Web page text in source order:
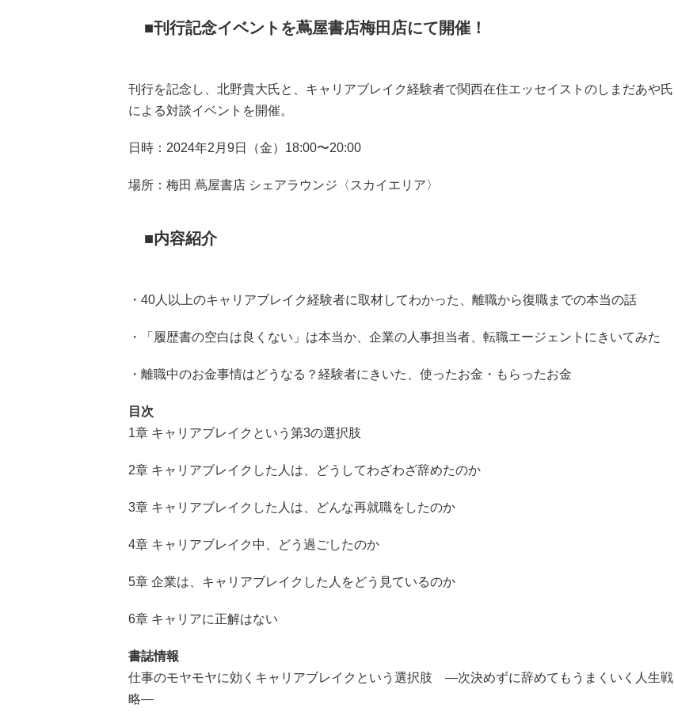
刊行記念イベントを蔦屋書店梅田店にて開催！
刊行を記念し、北野貴大氏と、キャリアブレイク経験者で関西在住エッセイストのしまだあや氏
による対談イベントを開催。
日時：2024年2月9日（金）18:00〜20:00
場所：梅田 蔦屋書店 シェアラウンジ〈スカイエリア〉
内容紹介
・40人以上のキャリアブレイク経験者に取材してわかった、離職から復職までの本当の話
・「履歴書の空白は良くない」は本当か、企業の人事担当者、転職エージェントにきいてみた
・離職中のお金事情はどうなる？経験者にきいた、使ったお金・もらったお金
目次
1章 キャリアブレイクという第3の選択肢
2章 キャリアブレイクした人は、どうしてわざわざ辞めたのか
3章 キャリアブレイクした人は、どんな再就職をしたのか
4章 キャリアブレイク中、どう過ごしたのか
5章 企業は、キャリアブレイクした人をどう見ているのか
6章 キャリアに正解はない
書誌情報
仕事のモヤモヤに効くキャリアブレイクという選択肢 ―次決めずに辞めてもうまくいく人生戦
略―